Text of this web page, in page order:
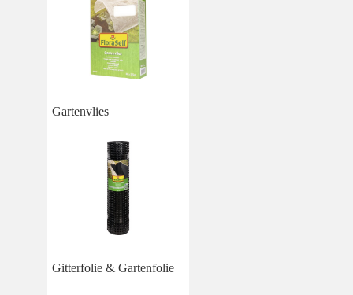
Gartenvlies
Gitterfolie & Gartenfolie